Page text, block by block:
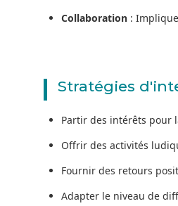
Collaboration :
Stratégies
Partir des intérêts pour
Offrir des activités
Fournir des retours
Adapter le niveau de